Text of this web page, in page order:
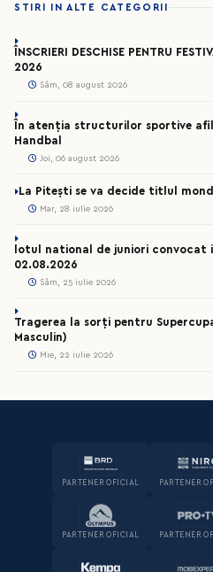
STIRI IN ALTE CATEGORII
ÎNSCRIERI DESCHISE PENTRU
2026
Sâm, 08 august 2026
În atenția structurilor sportive
Handbal
Joi, 06 august 2026
La Pitești se va decide titlul
Mar, 28 iulie 2026
lotul national de juniori convocat
02.08.2026
Sâm, 25 iulie 2026
Tragerea la sorți pentru
Masculin)
Mie, 22 iulie 2026
PARTENER OFICIAL PARTENER
PARTENER OFICIAL PARTENER